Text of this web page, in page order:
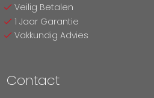
Veilig Betalen
1 Jaar Garantie
Vakkundig Advies
Contact